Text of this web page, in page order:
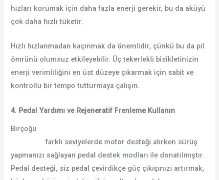
hızları korumak için daha fazla enerji gerekir, bu da aküyü
çok daha hızlı tüketir.
Hızlı hızlanmadan kaçınmak da önemlidir, çünkü bu da pil
ömrünü olumsuz etkileyebilir. Üç tekerlekli bisikletinizin
enerji verimliliğini en üst düzeye çıkarmak için sabit ve
kontrollü bir tempo tutturmaya çalışın.
4. Pedal Yardımı ve Rejeneratif Frenleme Kullanın
Birçoğu
farklı seviyelerde motor desteği alırken sürüş
yapmanızı sağlayan pedal destek modları ile donatılmıştır.
Pedal desteği, siz pedal çevirdikçe güç çıkışınızı artırmak,